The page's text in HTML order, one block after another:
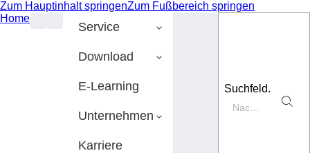
Zum Hauptinhalt springenZum Fußbereich springen
Home
Service
Download
E-Learning
Unternehmen
Karriere
Suchfeld.